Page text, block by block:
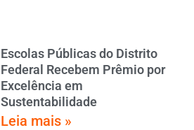
Escolas Públicas do Distrito
Federal Recebem Prêmio por
Excelência em
Sustentabilidade
Leia mais »